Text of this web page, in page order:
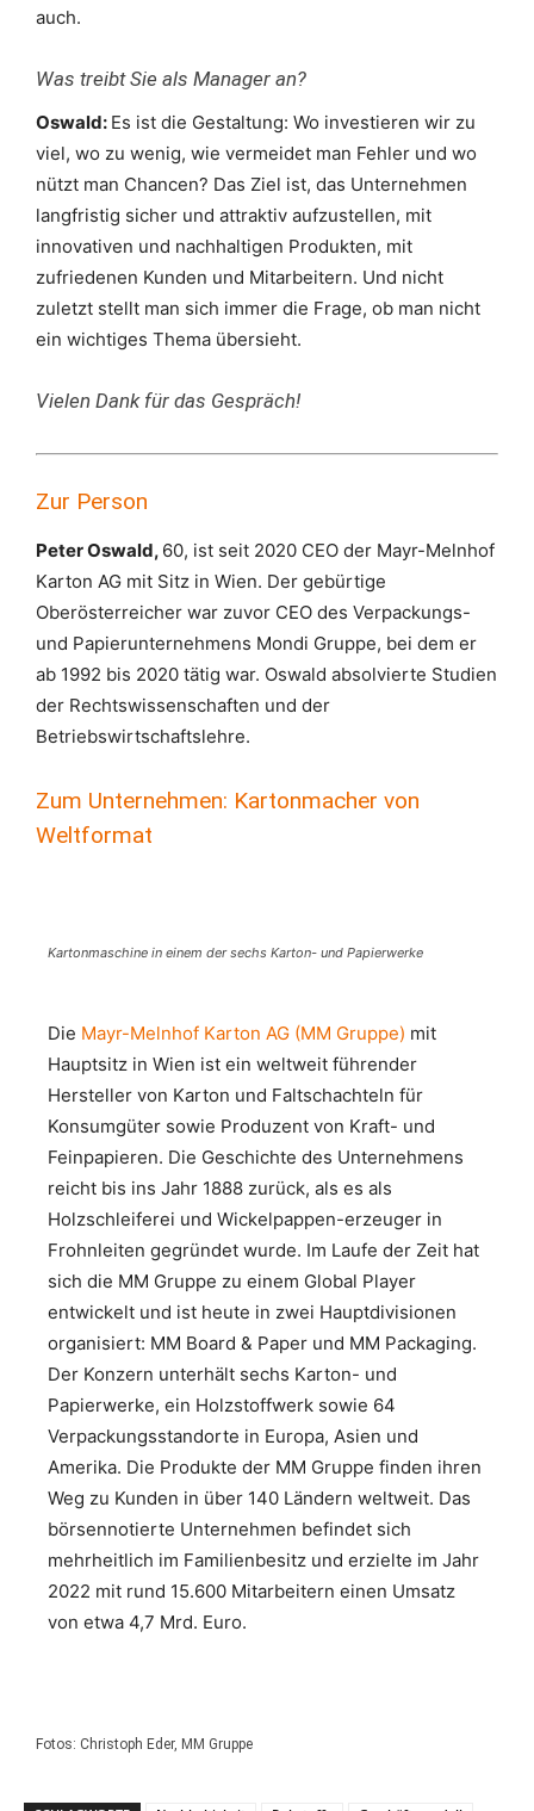
auch.
Was treibt Sie als Manager an?
Oswald: Es ist die Gestaltung: Wo investieren wir zu
viel, wo zu wenig, wie vermeidet man Fehler und wo
nützt man Chancen? Das Ziel ist, das Unternehmen
langfristig sicher und attraktiv aufzustellen, mit
innovativen und nachhaltigen Produkten, mit
zufriedenen Kunden und Mitarbeitern. Und nicht
zuletzt stellt man sich immer die Frage, ob man nicht
ein wichtiges Thema übersieht.
Vielen Dank für das Gespräch!
Zur Person
Peter Oswald, 60, ist seit 2020 CEO der Mayr-Melnhof
Karton AG mit Sitz in Wien. Der gebürtige
Oberösterreicher war zuvor CEO des Verpackungs-
und Papierunternehmens Mondi Gruppe, bei dem er
ab 1992 bis 2020 tätig war. Oswald absolvierte Studien
der Rechtswissenschaften und der
Betriebswirtschaftslehre.
Zum Unternehmen: Kartonmacher von
Weltformat
Kartonmaschine in einem der sechs Karton- und Papierwerke
Die Mayr-Melnhof Karton AG (MM Gruppe) mit
Hauptsitz in Wien ist ein weltweit führender
Hersteller von Karton und Faltschachteln für
Konsumgüter sowie Produzent von Kraft- und
Feinpapieren. Die Geschichte des Unternehmens
reicht bis ins Jahr 1888 zurück, als es als
Holzschleiferei und Wickelpappen-erzeuger in
Frohnleiten gegründet wurde. Im Laufe der Zeit hat
sich die MM Gruppe zu einem Global Player
entwickelt und ist heute in zwei Hauptdivisionen
organisiert: MM Board & Paper und MM Packaging.
Der Konzern unterhält sechs Karton- und
Papierwerke, ein Holzstoffwerk sowie 64
Verpackungsstandorte in Europa, Asien und
Amerika. Die Produkte der MM Gruppe finden ihren
Weg zu Kunden in über 140 Ländern weltweit. Das
börsennotierte Unternehmen befindet sich
mehrheitlich im Familienbesitz und erzielte im Jahr
2022 mit rund 15.600 Mitarbeitern einen Umsatz
von etwa 4,7 Mrd. Euro.
Fotos: Christoph Eder, MM Gruppe